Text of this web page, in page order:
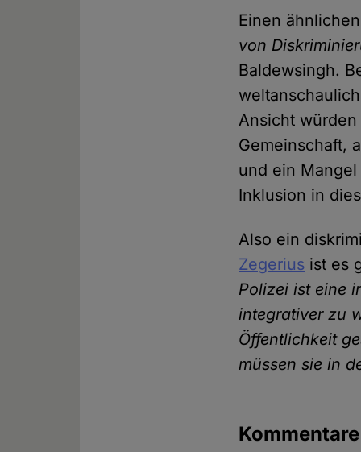
Einen
von
Baldewsingh.
Ansicht
Gemeinschaft,
und ein
Inklusion in
Also ein
Zegerius ist es
Polizei ist eine
integrativer zu
Öffentlichkeit
müssen sie in
Kommentare